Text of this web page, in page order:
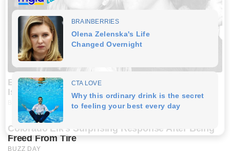
Everybody Wanted To Date Her In The 80s & This
Is Her Recently
BUZZ DAY
Colorado Elk's Surprising Response After Being
Freed From Tire
BUZZ DAY